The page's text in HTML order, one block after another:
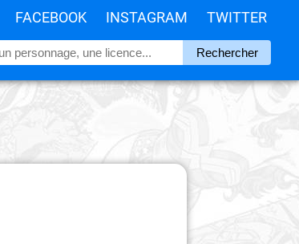
FACEBOOK INSTAGRAM TWITTER